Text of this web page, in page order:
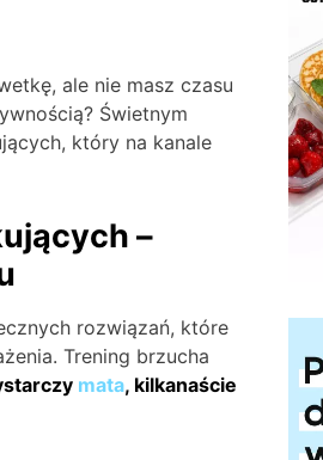
ale nie masz czasu
Świetnym
który na kanale
–
rozwiązań, które
Trening brzucha
mata, kilkanaście